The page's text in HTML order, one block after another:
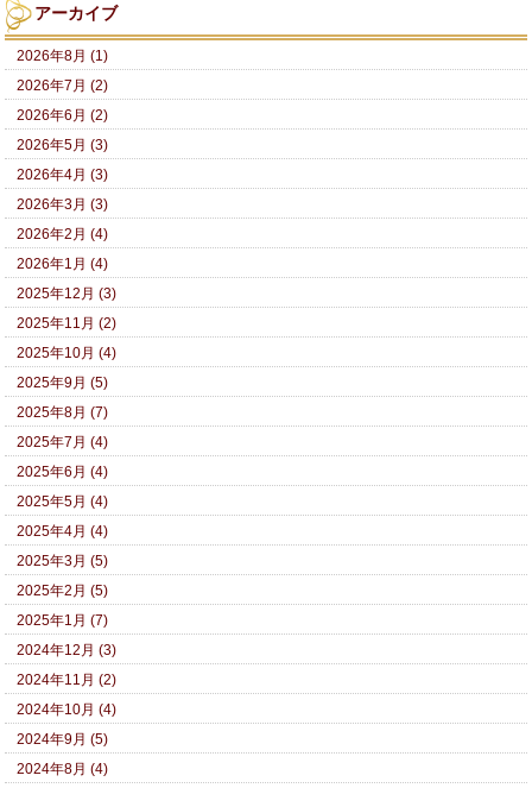
アーカイブ
2026年8月 (1)
2026年7月 (2)
2026年6月 (2)
2026年5月 (3)
2026年4月 (3)
2026年3月 (3)
2026年2月 (4)
2026年1月 (4)
2025年12月 (3)
2025年11月 (2)
2025年10月 (4)
2025年9月 (5)
2025年8月 (7)
2025年7月 (4)
2025年6月 (4)
2025年5月 (4)
2025年4月 (4)
2025年3月 (5)
2025年2月 (5)
2025年1月 (7)
2024年12月 (3)
2024年11月 (2)
2024年10月 (4)
2024年9月 (5)
2024年8月 (4)